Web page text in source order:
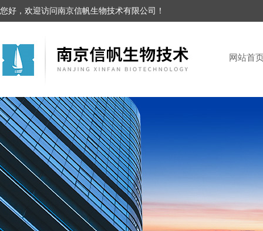
您好，欢迎访问南京信帆生物技术有限公司！
网站首